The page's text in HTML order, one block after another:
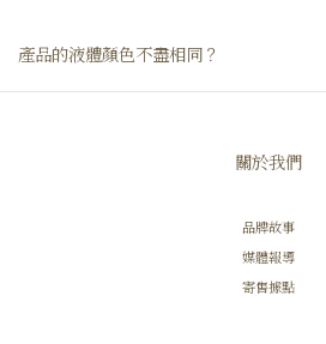
產品的液體顏色不盡相同？
關於我們
品牌故事
媒體報導
寄售據點